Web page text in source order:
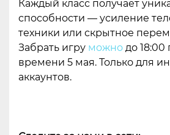
Каждый класс получает
способности — усиление
техники или скрытное
Забрать игру можно до 18:00
времени 5 мая. Только для
аккаунтов.